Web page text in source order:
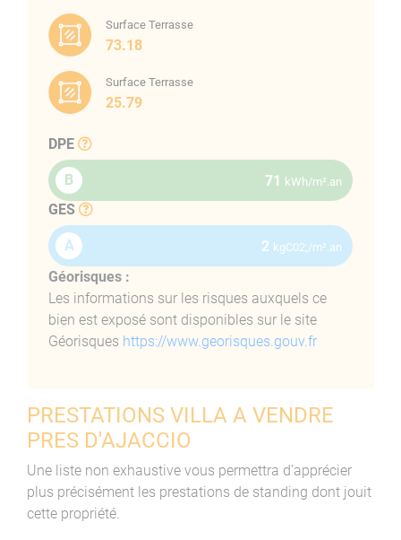
Surface Terrasse
73.18
Surface Terrasse
25.79
DPE
B 71 kWh/m².an
GES
A 2 kgC02;/m².an
Géorisques :
Les informations sur les risques auxquels ce
bien est exposé sont disponibles sur le site
Géorisques https://www.georisques.gouv.fr
PRESTATIONS VILLA A VENDRE
PRES D'AJACCIO
Une liste non exhaustive vous permettra d’apprécier
plus précisément les prestations de standing dont jouit
cette propriété.